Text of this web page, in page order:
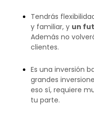
Tendrás
y familiar, y un
Además no
clientes.
Es una inversión
grandes
eso sí, requiere
tu parte.